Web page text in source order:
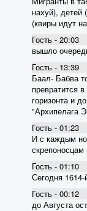
нахуй),
(квиры идут
Гость - 20:03
вышло
Гость - 13:39
Баал- Бабва
превратится
горизонта и
"Архипелага
Гость - 01:23
И с каждым
Гость - 01:10
Сегодня
Гость - 00:12
до Августа